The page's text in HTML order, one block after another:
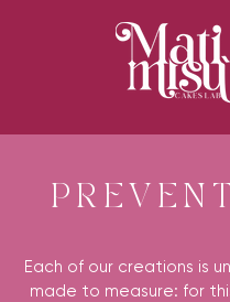
Each of our creations is
made to measure: for